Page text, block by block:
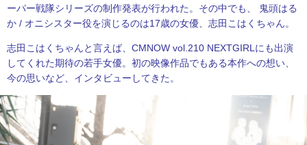
ーパー戦隊シリーズの制作発表が行われた。その中でも、 鬼頭はる
か / オニシスター役を演じるのは17歳の女優、志田こはくちゃん。
志田こはくちゃんと言えば、 CMNOW vol.210 NEXTGIRL にも出演
してくれた期待の若手女優。初の映像作品でもある本作への想い、
今の思いなど、インタビューしてきた。